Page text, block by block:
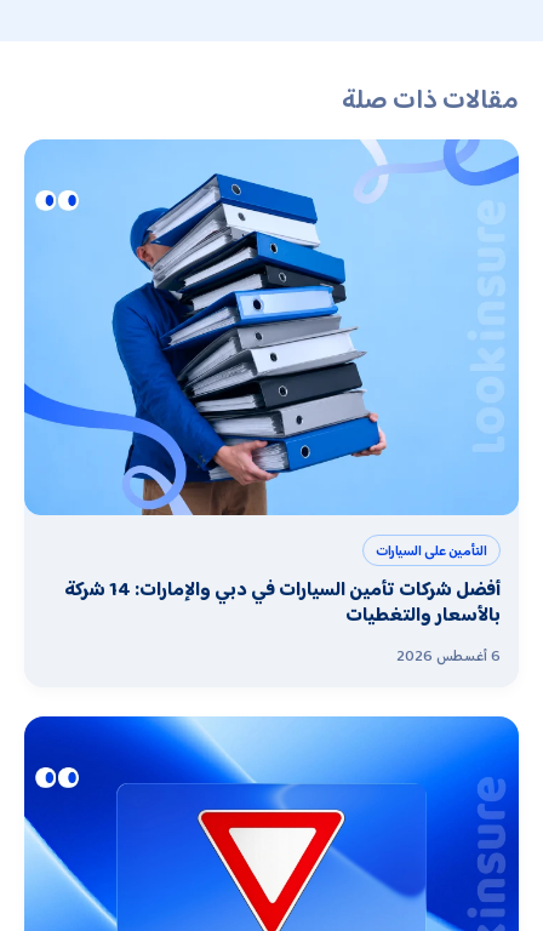
مقالات ذات صلة
التأمين على السيارات
أفضل شركات تأمين السيارات في دبي والإمارات: 14 شركة
بالأسعار والتغطيات
6 أغسطس 2026